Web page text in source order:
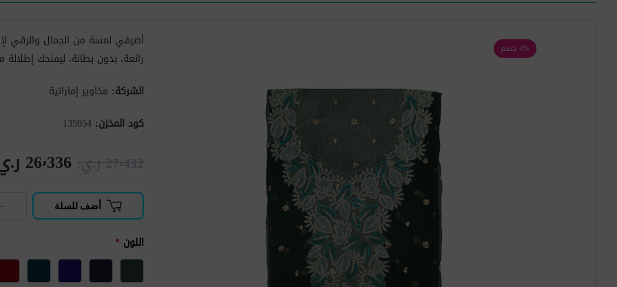
4% خصم
أضيفي لمسة من الجمال والرقي
رائعة، بدون بطانة، ليمنحك إطلالة
الشركة: مخاوير إماراتية
كود المخزن: 135054
26٬336 ر.ي.‏
أضف للسلة
اللون *